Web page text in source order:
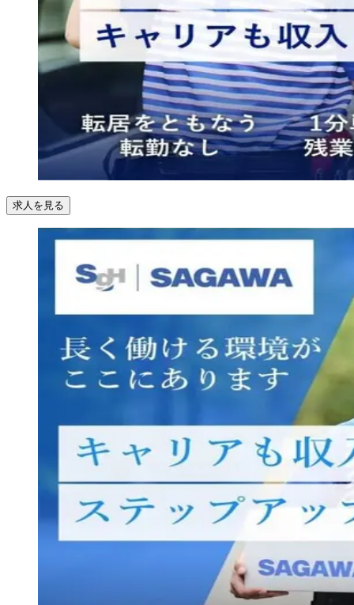
求人を見る